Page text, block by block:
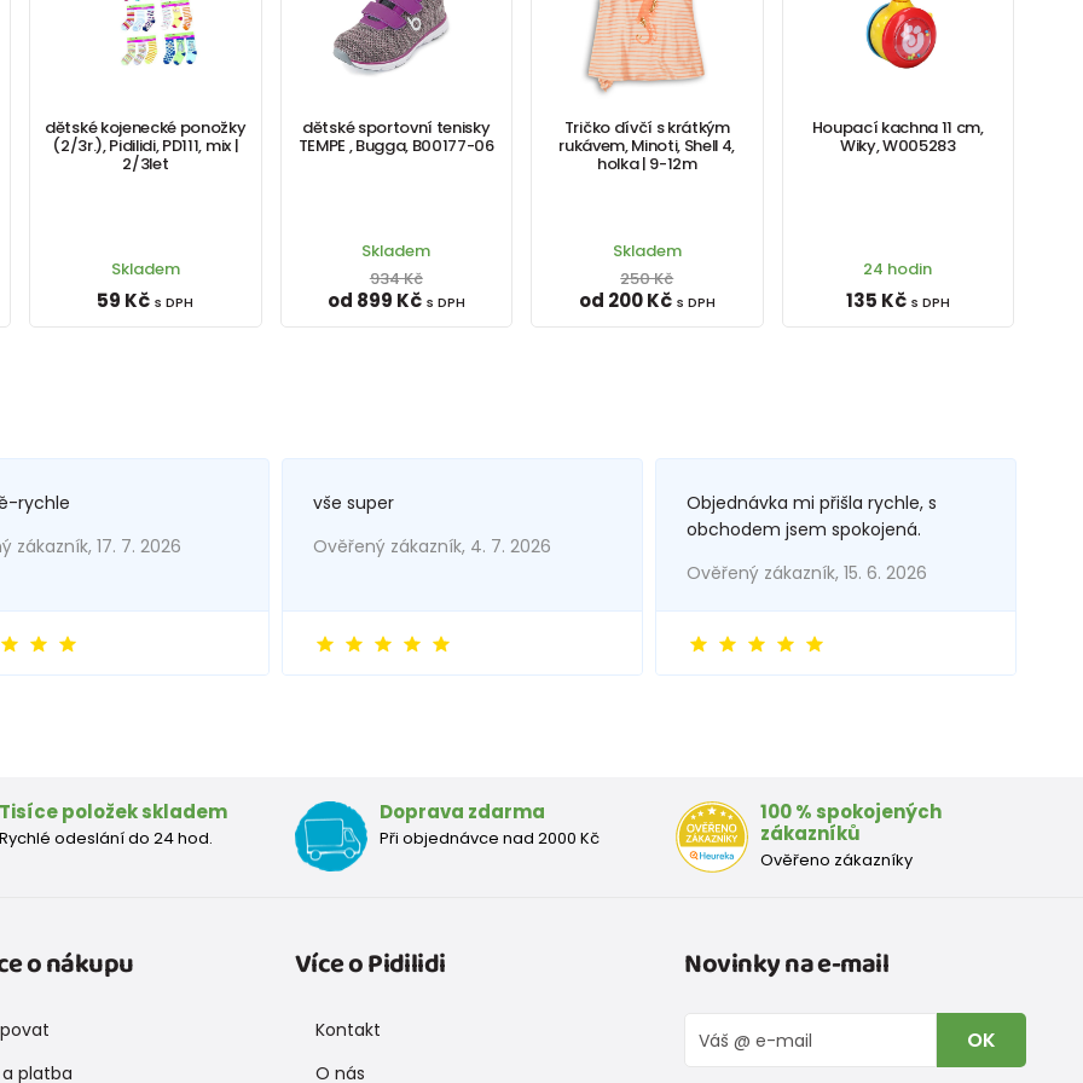
dětské kojenecké ponožky
(2/3r.), Pidilidi, PD111, mix |
2/3let
Skladem
59 Kč s DPH
dětské sportovní tenisky
TEMPE , Bugga, B00177-06
Skladem
934 Kč
od 899 Kč s DPH
Tričko dívčí s krátkým
rukávem, Minoti, Shell 4,
holka | 9-12m
Skladem
250 Kč
od 200 Kč s DPH
Houpací kachna 11 cm,
Wiky, W005283
24 hodin
135 Kč s DPH
rychle
zákazník, 17. 7. 2026
vše super
Ověřený zákazník, 4. 7. 2026
Objednávka mi přišla rychle, s
obchodem jsem spokojená.
Ověřený zákazník, 15. 6. 2026
položek skladem
odeslání do 24 hod.
Doprava zdarma
Při objednávce nad 2000 Kč
100 % spokojených
zákazníků
Ověřeno zákazníky
o nákupu
platba
Více o Pidilidi
Kontakt
O nás
Novinky na e-mail
OK